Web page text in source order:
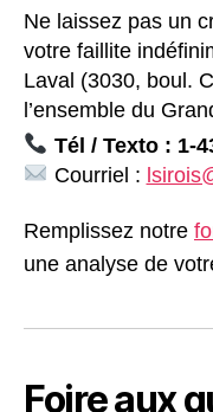
Ne laissez pas un
votre faillite
Laval (3030, boul.
l’ensemble du
Tél / Texto : 1-
Courriel :
Remplissez notre
une analyse de
Foire aux